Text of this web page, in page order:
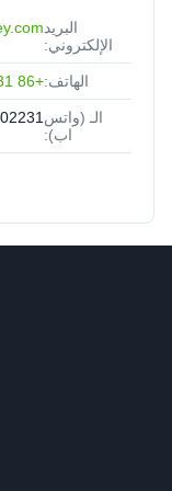
البريد
الإلكتروني:
الهاتف:+86 18721302231
الـ (واتس
اب):